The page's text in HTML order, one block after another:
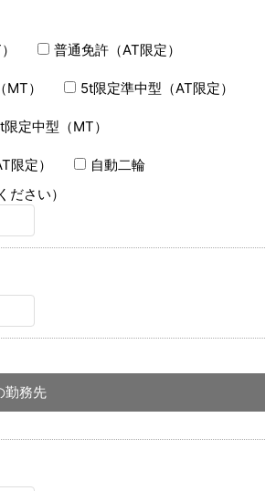
普通免許（AT限定）
） 5t限定準中型（AT限定）
限定中型（MT）
限定）
自動二輪
ださい）
勤務先